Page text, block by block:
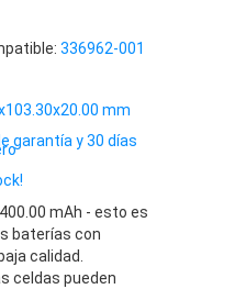
336962-001
mm
garantía y 30 días
mAh - esto es
baterías con
calidad.
celdas pueden